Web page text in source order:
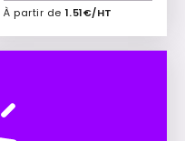
À partir de 1.51€/HT
Ajouter à mon devis